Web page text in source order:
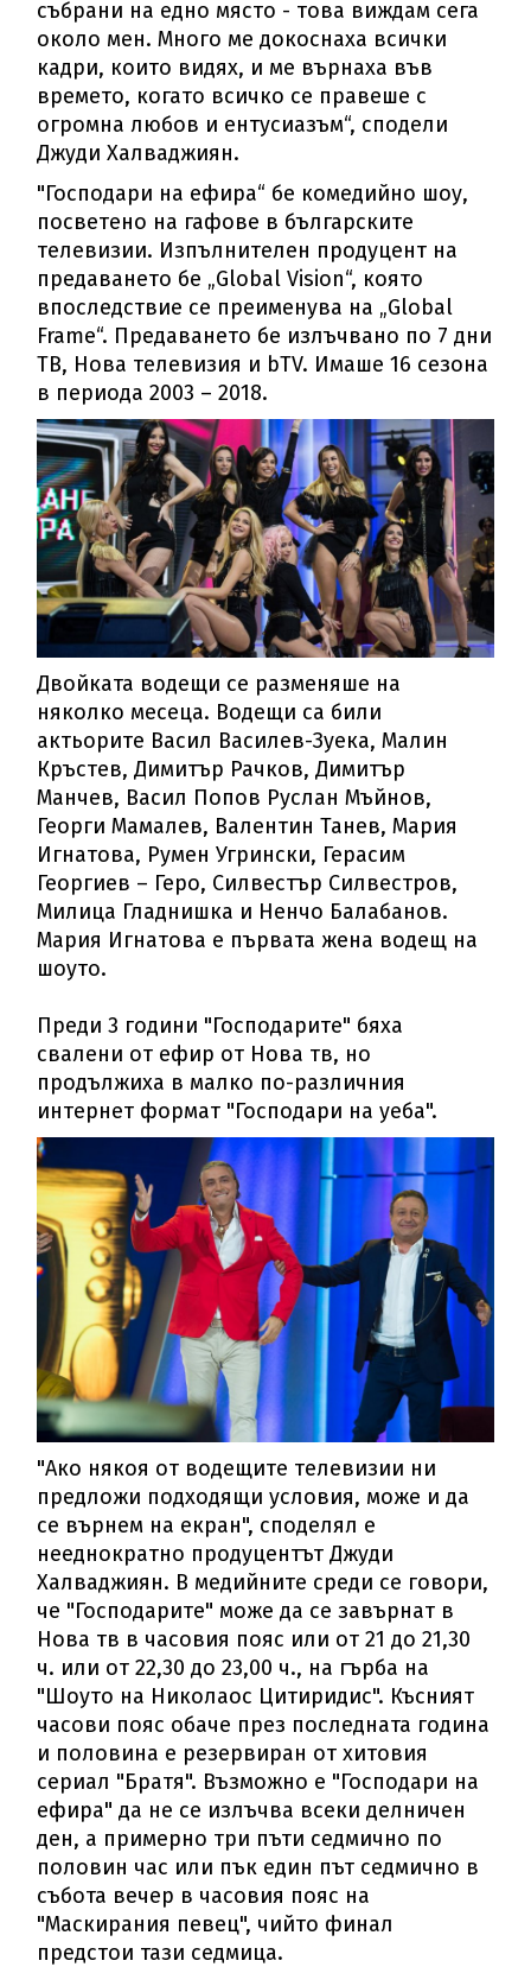
събрани на едно място - това виждам сега
около мен. Много ме докоснаха всички
кадри, които видях, и ме върнаха във
времето, когато всичко се правеше с
огромна любов и ентусиазъм“, сподели
Джуди Халваджиян.
"Господари на ефира“ бe комедийно шоу,
посветено на гафове в българските
телевизии. Изпълнителен продуцент на
предаването бе „Global Vision“, която
впоследствие се преименува на „Global
Frame“. Предаването бе излъчвано по 7 дни
ТВ, Нова телевизия и bTV. Имаше 16 сезона
в периода 2003 – 2018.
Двойката водещи се разменяше на
няколко месеца. Водещи са били
актьорите Васил Василев-Зуека, Малин
Кръстев, Димитър Рачков, Димитър
Манчев, Васил Попов Руслан Мъйнов,
Георги Мамалев, Валентин Танев, Мария
Игнатова, Румен Угрински, Герасим
Георгиев – Геро, Силвестър Силвестров,
Милица Гладнишка и Ненчо Балабанов.
Мария Игнатова е първата жена водещ на
шоуто.
Преди 3 години "Господарите" бяха
свалени от ефир от Нова тв, но
продължиха в малко по-различния
интернет формат "Господари на уеба".
"Ако някоя от водещите телевизии ни
предложи подходящи условия, може и да
се върнем на екран", споделял е
нееднократно продуцентът Джуди
Халваджиян. В медийните среди се говори,
че "Господарите" може да се завърнат в
Нова тв в часовия пояс или от 21 до 21,30
ч. или от 22,30 до 23,00 ч., на гърба на
"Шоуто на Николаос Цитиридис". Късният
часови пояс обаче през последната година
и половина е резервиран от хитовия
сериал "Братя". Възможно е "Господари на
ефира" да не се излъчва всеки делничен
ден, а примерно три пъти седмично по
половин час или пък един път седмично в
събота вечер в часовия пояс на
"Маскирания певец", чийто финал
предстои тази седмица.